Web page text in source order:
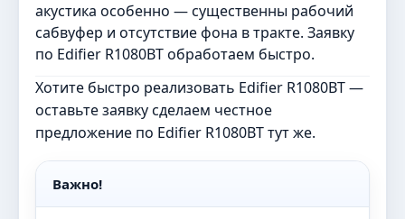
акустика особенно — существенны рабочий
сабвуфер и отсутствие фона в тракте. Заявку
по Edifier R1080BT обработаем быстро.
Хотите быстро реализовать Edifier R1080BT —
оставьте заявку сделаем честное
предложение по Edifier R1080BT тут же.
Важно!